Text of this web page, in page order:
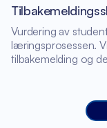
Vurdering av
læringsprosessen.
tilbakemelding og